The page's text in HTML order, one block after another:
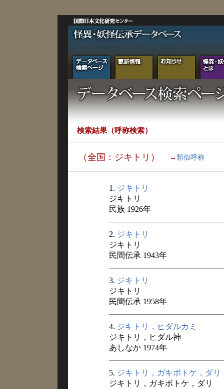
検索結果（呼称検索）
（全国：ジキトリ） → 類似呼称
1. ジキトリ
ジキトリ
民族 1926年
2. ジキトリ
ジキトリ
民間伝承 1943年
3. ジキトリ
ジキトリ
民間伝承 1958年
4. ジキトリ，ヒダルカミ
ジキトリ，ヒダル神
あしなか 1974年
5. ジキトリ，ガキボトケ，ダリ
ジキトリ，ガキボトケ，ダリ